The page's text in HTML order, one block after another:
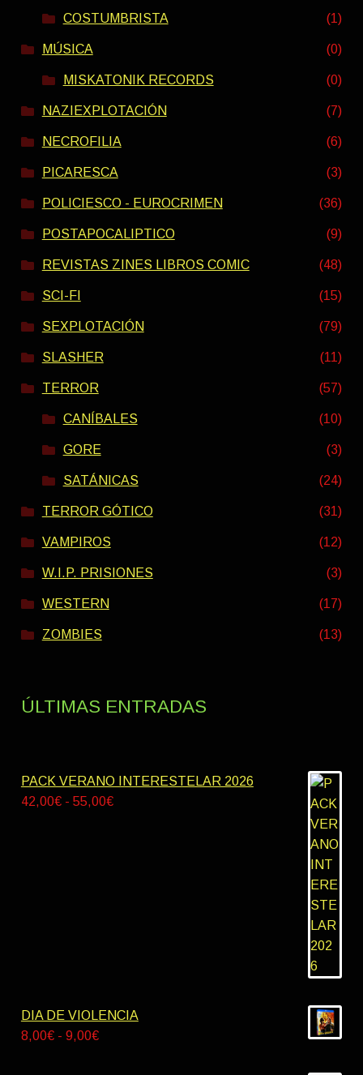
COSTUMBRISTA (1)
MÚSICA (0)
MISKATONIK RECORDS (0)
NAZIEXPLOTACIÓN (7)
NECROFILIA (6)
PICARESCA (3)
POLICIESCO - EUROCRIMEN (36)
POSTAPOCALIPTICO (9)
REVISTAS ZINES LIBROS COMIC (48)
SCI-FI (15)
SEXPLOTACIÓN (79)
SLASHER (11)
TERROR (57)
CANÍBALES (10)
GORE (3)
SATÁNICAS (24)
TERROR GÓTICO (31)
VAMPIROS (12)
W.I.P. PRISIONES (3)
WESTERN (17)
ZOMBIES (13)
ÚLTIMAS ENTRADAS
PACK VERANO INTERESTELAR 2026
42,00€ - 55,00€Rango
DIA DE VIOLENCIA
8,00€ - 9,00€Rango